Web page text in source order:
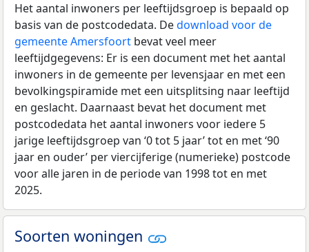
Het aantal inwoners per leeftijdsgroep is bepaald op
basis van de postcodedata. Dedownload voor de
gemeente Amersfoort bevat veel meer
leeftijdgegevens: Er is een document met het aantal
inwoners in de gemeente per levensjaar en met een
bevolkingspiramide met een uitsplitsing naar leeftijd
en geslacht. Daarnaast bevat het document met
postcodedata het aantal inwoners voor iedere 5
jarige leeftijdsgroep van ‘0 tot 5 jaar’ tot en met ‘90
jaar en ouder’ per viercijferige (numerieke) postcode
voor alle jaren in de periode van 1998 tot en met
2025.
Soorten woningen